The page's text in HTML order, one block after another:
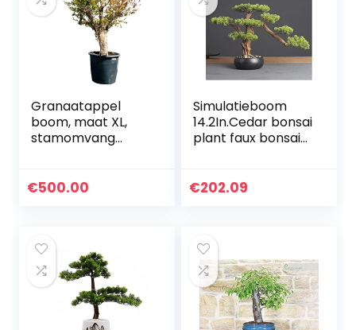
Granaatappel
boom, maat XL,
stamomvang
€500.00
Simulatieboom
14.2In.Cedar bonsai
plant faux bonsai
decoratieve
€202.09